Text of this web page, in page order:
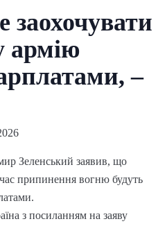
заохочувати
армію
–
Зеленський заявив, що
припинення вогню будуть
з посиланням на заяву